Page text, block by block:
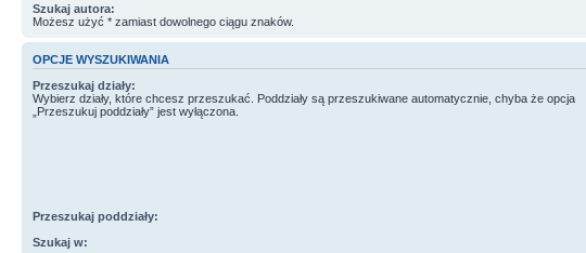
Szukaj autora:
Możesz użyć * zamiast dowolnego ciągu znaków.
OPCJE WYSZUKIWANIA
Przeszukaj działy:
Wybierz działy, które chcesz przeszukać. Poddziały są przeszukiwane automatycznie, chyba że opcja
„Przeszukuj poddziały” jest wyłączona.
Przeszukaj poddziały:
Szukaj w: